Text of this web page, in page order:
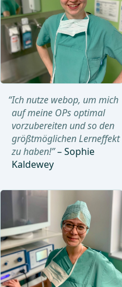
“Ich nutze webop, um mich
auf meine OPs optimal
vorzubereiten und so den
größtmöglichen Lerneffekt
zu haben!”– Sophie
Kaldewey